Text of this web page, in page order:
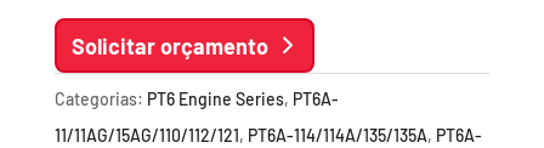
Solicitar orçamento
Categorias: PT6 Engine Series, PT6A-
11/11AG/15AG/110/112/121, PT6A-114/114A/135/135A, PT6A-